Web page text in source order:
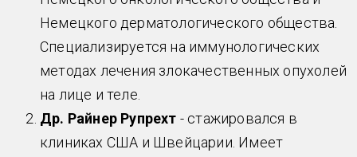
Немецкого дерматологического общества.
Специализируется на иммунологических
методах лечения злокачественных опухолей
на лице и теле.
Др. Райнер Рупрехт - стажировался в
клиниках США и Швейцарии. Имеет